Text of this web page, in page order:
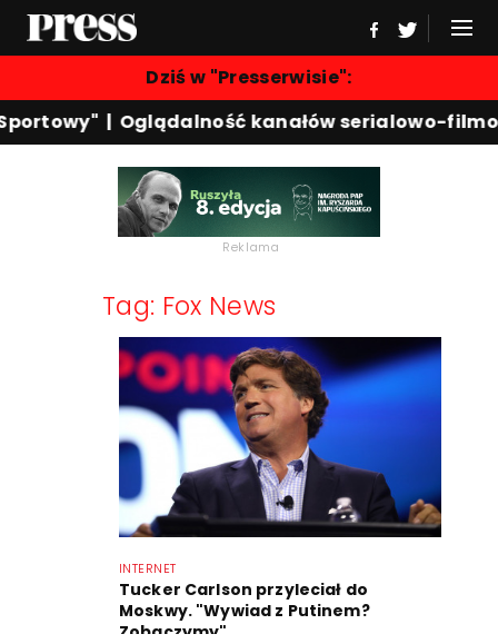
Dziś w "Presserwisie":
| Oglądalność kanałów serialowo-
Reklama
Tag: Fox News
INTERNET
Tucker Carlson przyleciał do
Moskwy. "Wywiad z Putinem?
Zobaczymy"